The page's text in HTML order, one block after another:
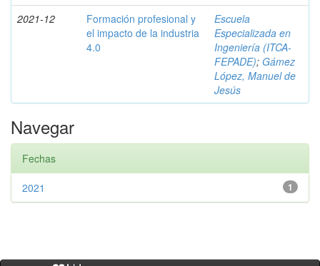
2021-12
Formación profesional y
el impacto de la industria
4.0
Escuela
Especializada en
Ingeniería (ITCA-
FEPADE); Gámez
López, Manuel de
Jesús
Navegar
Fechas
1
2021